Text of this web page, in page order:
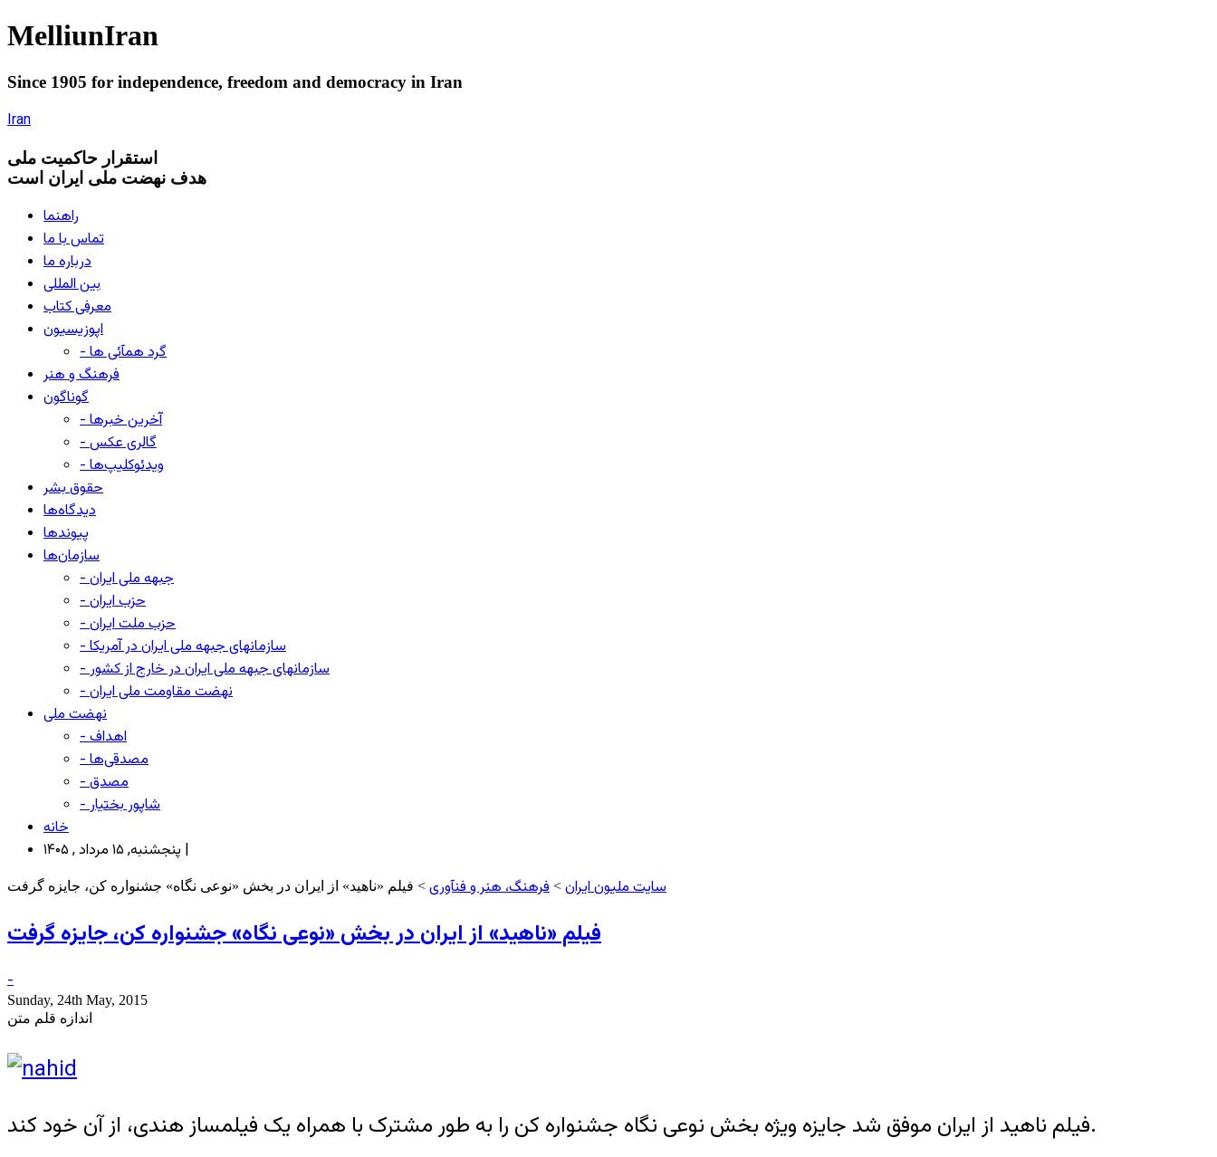
MelliunIran
Since 1905 for independence, freedom and democracy in Iran
Iran
استقرار حاکميت ملی
هدف نهضت ملی ایران است
راهنما
تماس با ما
درباره ما
بین المللی
معرفی کتاب
اپوزیسیون
- گرد همآئی ها
فرهنگ و هنر
گوناگون
- آخرین خبرها
- گالری عکس
- ویدئوکلیپ‌ها
حقوق بشر
دیدگاه‌ها
پیوندها
سازمان‌ها
- جبهه ملی ایران
- حزب ایران
- حزب ملت ایران
- سازمانهای جبهه ملی ایران در آمریکا
- سازمانهای جبهه ملی ایران در خارج از کشور
- نهضت مقاومت ملی ایران
نهضت ملی
- اهداف
- مصدقی‌ها
- مصدق
- شاپور بختیار
خانه
پنجشنبه, ۱۵ مرداد , ۱۴۰۵ |
سایت ملیون ایران > فرهنگ، هنر و فنآوری > فیلم «ناهید» از ایران در بخش «نوعی نگاه» جشنواره کن، جایزه گرفت
فیلم «ناهید» از ایران در بخش «نوعی نگاه» جشنواره کن، جایزه گرفت
-
Sunday, 24th May, 2015
اندازه قلم متن
فیلم ناهید از ایران موفق شد جایزه ویژه بخش نوعی نگاه جشنواره کن را به طور مشترک با همراه یک فیلمساز هندی، از آن خود کند.